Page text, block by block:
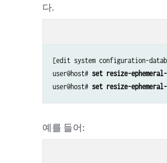
다.
[edit system configuration-
user@host# set resize-
user@host# set resize-
예를 들어: